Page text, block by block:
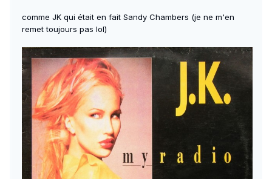
comme JK qui était en fait Sandy Chambers (je ne m'en
remet toujours pas lol)